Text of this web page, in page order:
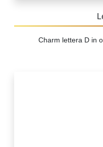
Charm lettera D in